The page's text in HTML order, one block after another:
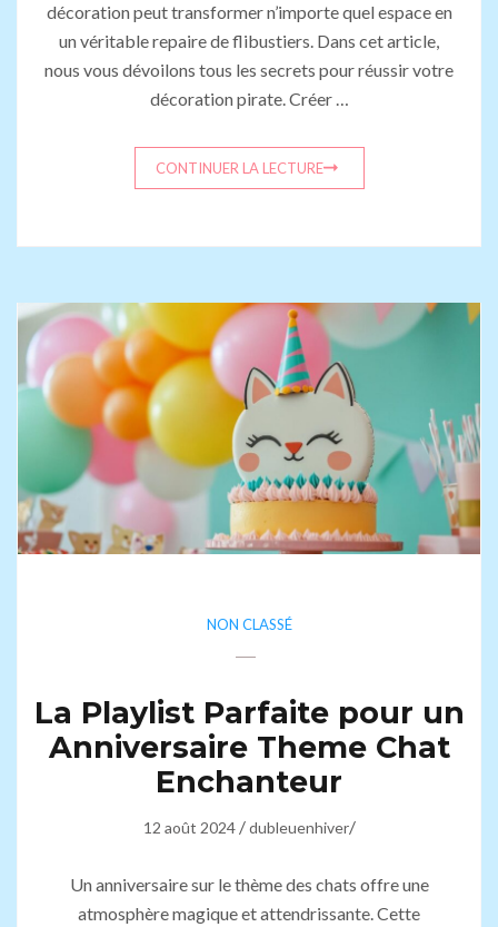
décoration peut transformer n’importe quel espace en
un véritable repaire de flibustiers. Dans cet article,
nous vous dévoilons tous les secrets pour réussir votre
décoration pirate. Créer …
CONTINUER LA LECTURE
NON CLASSÉ
La Playlist Parfaite pour un
Anniversaire Theme Chat
Enchanteur
12 août 2024/dubleuenhiver/
Un anniversaire sur le thème des chats offre une
atmosphère magique et attendrissante. Cette